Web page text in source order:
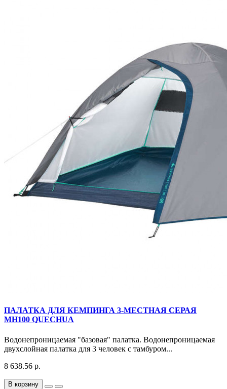
ПАЛАТКА ДЛЯ КЕМПИНГА 3-МЕСТНАЯ СЕРАЯ
MH100 QUECHUA
Водонепроницаемая "базовая" палатка. Водонепроницаемая
двухслойная палатка для 3 человек с тамбуром...
8 638.56 р.
В корзину